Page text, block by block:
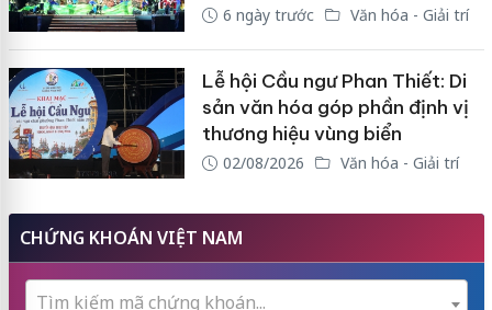
6 ngày trước Văn hóa - Giải trí
Lễ hội Cầu ngư Phan Thiết: Di
sản văn hóa góp phần định vị
thương hiệu vùng biển
02/08/2026 Văn hóa - Giải trí
CHỨNG KHOÁN VIỆT NAM
Tìm kiếm mã chứng khoán...